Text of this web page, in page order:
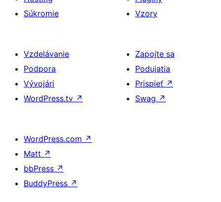
Súkromie
Vzory
Vzdelávanie
Podpora
Vývojári
WordPress.tv ↗
Zapojte sa
Podujatia
Prispieť ↗
Swag ↗
WordPress.com ↗
Matt ↗
bbPress ↗
BuddyPress ↗